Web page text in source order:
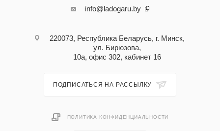
info@ladogaru.by
220073, Республика Беларусь, г. Минск,
ул. Бирюзова,
10а, офис 302, кабинет 16
ПОДПИСАТЬСЯ НА РАССЫЛКУ
ПОЛИТИКА КОНФИДЕНЦИАЛЬНОСТИ